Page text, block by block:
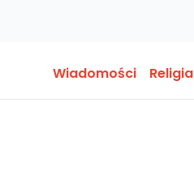
Wiadomości Religia